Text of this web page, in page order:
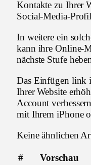
Kontakte zu Ihrer
Social-Media-
In weitere ein
kann ihre Online-
nächste Stufe
Das Einfügen link
Ihrer Website
Account
mit Ihrem iPhone
Keine ähnlichen
# Vorschau